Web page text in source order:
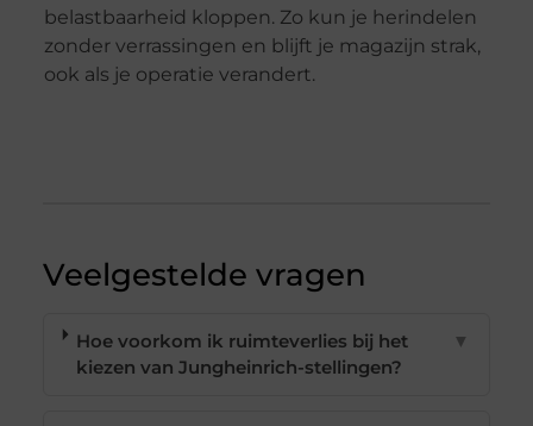
belastbaarheid kloppen. Zo kun je herindelen
zonder verrassingen en blijft je magazijn strak,
ook als je operatie verandert.
Veelgestelde vragen
Hoe voorkom ik ruimteverlies bij het
kiezen van Jungheinrich-stellingen?
▼